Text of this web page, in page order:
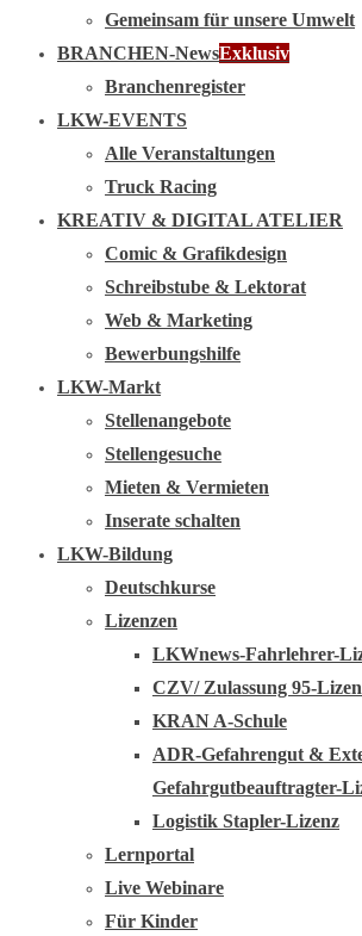
Gemeinsam für unsere Umwelt
BRANCHEN-NewsExklusiv
Branchenregister
LKW-EVENTS
Alle Veranstaltungen
Truck Racing
KREATIV & DIGITAL ATELIER
Comic & Grafikdesign
Schreibstube & Lektorat
Web & Marketing
Bewerbungshilfe
LKW-Markt
Stellenangebote
Stellengesuche
Mieten & Vermieten
Inserate schalten
LKW-Bildung
Deutschkurse
Lizenzen
LKWnews-Fahrlehrer-
CZV/ Zulassung 95-
KRAN A-Schule
ADR-Gefahrengut &
Gefahrgutbeauftragter-
Logistik Stapler-Lizenz
Lernportal
Live Webinare
Für Kinder